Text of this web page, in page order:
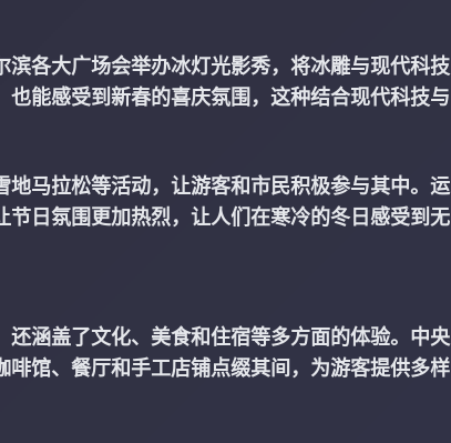
各大广场会举办冰灯光影秀，将冰雕与现代科技
能感受到新春的喜庆氛围，这种结合现代科技与
马拉松等活动，让游客和市民积极参与其中。运
日氛围更加热烈，让人们在寒冷的冬日感受到无
涵盖了文化、美食和住宿等多方面的体验。中央
馆、餐厅和手工店铺点缀其间，为游客提供多样